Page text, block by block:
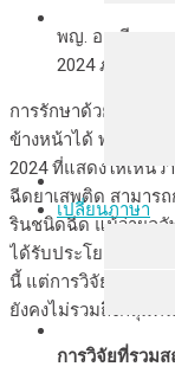
เปลี่ยนภาษา
พญ. อาเดีย ราน
2024 ภาพโดย
การรักษาด้วยยาต้าน
ข้างหน้าได้ พญ. รานา
2024 ที่แสดงให้เห็นว่
ฉีดยาเสพติด สามาร
รินชนิดฉีด แม้ว่าผลลั
ได้รับประโยชน์เป็นอ
นี้ แต่การวิจัยจำนวน
ยังคงไม่รวมถึงกลุ่มค
การวิจัยที่รวม